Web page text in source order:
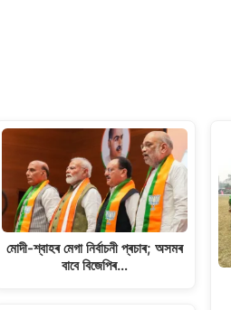
e
মোদী-শ্বাহৰ মেগা নিৰ্বাচনী প্ৰচাৰ; অসমৰ
বাবে বিজেপিৰ…